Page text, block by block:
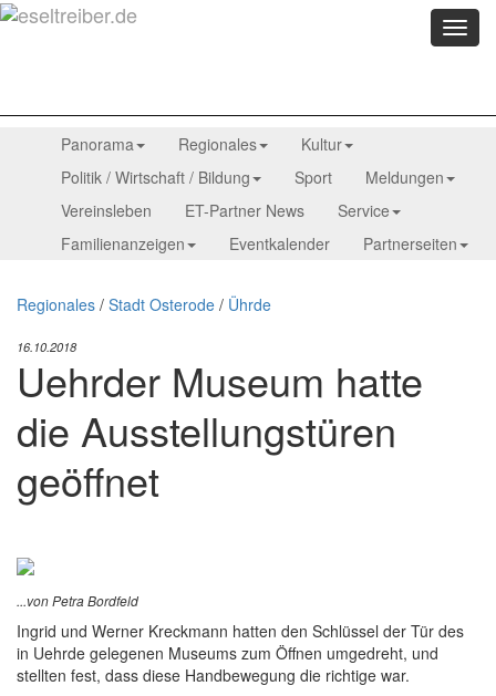
Menü
Panorama Regionales
Kultur
Politik / Wirtschaft / Bildung
Sport
Meldungen
Vereinsleben
ET-Partner News
Service
Familienanzeigen
Eventkalender Partnerseiten
Regionales / Stadt Osterode / Ührde
16.10.2018
Uehrder Museum hatte
die Ausstellungstüren
geöffnet
...von Petra Bordfeld
Ingrid und Werner Kreckmann hatten den Schlüssel der Tür des
in Uehrde gelegenen Museums zum Öffnen umgedreht, und
stellten fest, dass diese Handbewegung die richtige war.